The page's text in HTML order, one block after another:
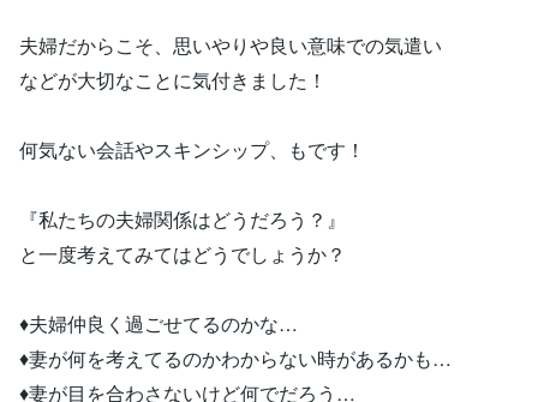
夫婦だからこそ、思いやりや良い意味での気遣い
などが大切なことに気付きました！
何気ない会話やスキンシップ、もです！
『私たちの夫婦関係はどうだろう？』
と一度考えてみてはどうでしょうか？
♦夫婦仲良く過ごせてるのかな…
♦妻が何を考えてるのかわからない時があるかも…
♦妻が目を合わさないけど何でだろう…